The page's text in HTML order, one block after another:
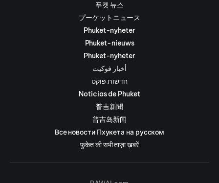
푸켓 뉴스
プーケットニュース
Phuket-nyheter
Phuket-nieuws
Phuket-nyheter
أخبار فوكيت
חדשות פוקט
Noticias de Phuket
普吉新聞
普吉岛新闻
Все новости Пхукета на русском
फुकेत की सभी ताज़ा ख़बरें